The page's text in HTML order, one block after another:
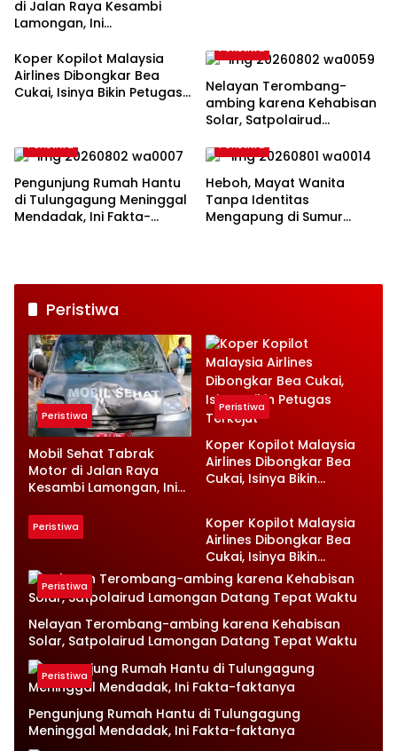
di Jalan Raya Kesambi
Lamongan, Ini
Koper Kopilot Malaysia
Airlines Dibongkar Bea
Cukai, Isinya Bikin Petugas
Peristiwa
Nelayan Terombang-
ambing karena Kehabisan
Solar, Satpolairud
Waktu
Peristiwa
Pengunjung Rumah Hantu
di Tulungagung Meninggal
Mendadak, Ini Fakta-
Peristiwa
Heboh, Mayat Wanita
Tanpa Identitas
Mengapung di Sumur
Peristiwa
Peristiwa
Mobil Sehat Tabrak
Motor di Jalan Raya
Kesambi Lamongan, Ini
Peristiwa
Koper Kopilot Malaysia
Airlines Dibongkar Bea
Cukai, Isinya Bikin
Peristiwa
Koper Kopilot Malaysia
Airlines Dibongkar Bea
Cukai, Isinya Bikin
Petugas Terkejut
Peristiwa
Nelayan Terombang-ambing karena Kehabisan
Solar, Satpolairud Lamongan Datang Tepat Waktu
Peristiwa
Pengunjung Rumah Hantu di Tulungagung
Meninggal Mendadak, Ini Fakta-faktanya